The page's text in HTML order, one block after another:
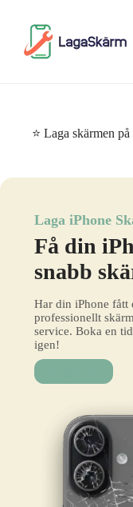
⭐ Laga skärmen
Laga iPhone
Få din
snabb
Har din iPhone fått
professionellt
service. Boka en
igen!